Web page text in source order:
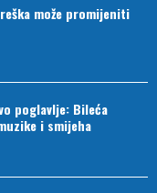
može promijeniti
poglavlje: Bileća
i smijeha